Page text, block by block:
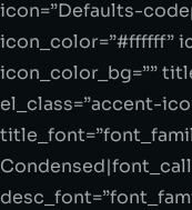
icon=”Defaults-
icon_color=”#ffffff”
icon_color_bg=””
el_class=”accent-